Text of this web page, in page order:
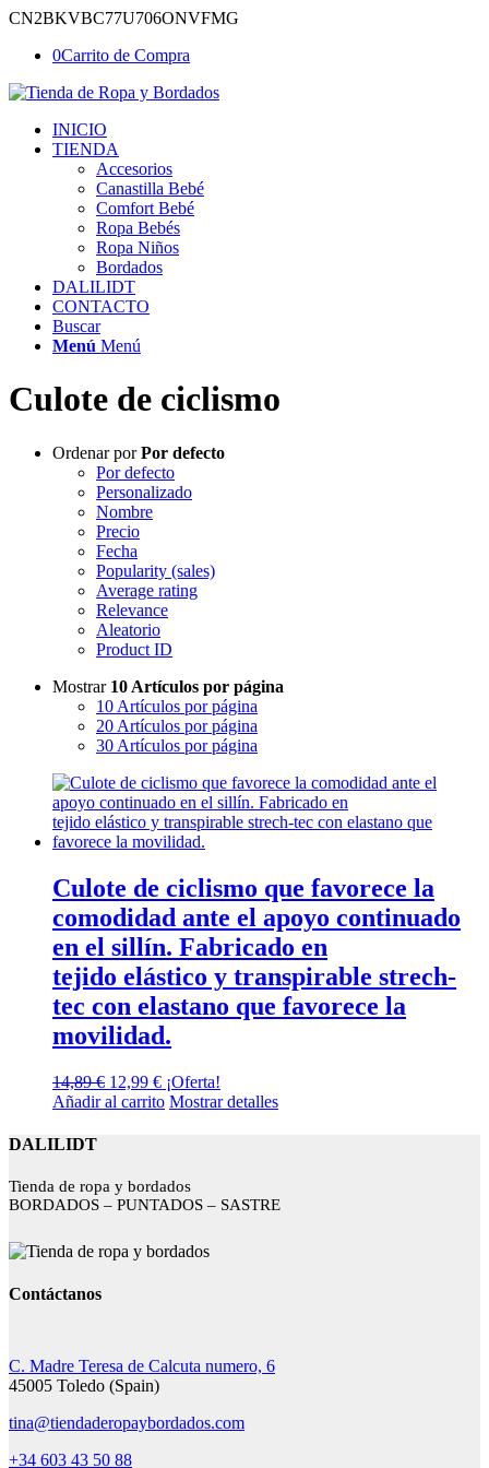
CN2BKVBC77U706ONVFMG
0Carrito de Compra
INICIO
TIENDA
Accesorios
Canastilla Bebé
Comfort Bebé
Ropa Bebés
Ropa Niños
Bordados
DALILIDT
CONTACTO
Buscar
Menú Menú
Culote de ciclismo
Ordenar porPor defecto
Por defecto
Personalizado
Nombre
Precio
Fecha
Popularity (sales)
Average rating
Relevance
Aleatorio
Product ID
Mostrar 10 Artículos por página
10 Artículos por página
20 Artículos por página
30 Artículos por página
Culote de ciclismo que favorece la
comodidad ante el apoyo continuado
en el sillín. Fabricado en
tejido elástico y transpirable strech-
tec con elastano que favorece la
movilidad.
14,89€ El
precio
12,99 €El
precio
¡Oferta!
Añadir al carrito Mostrar detalles
DALILIDT
Tienda de ropa y bordados
BORDADOS – PUNTADOS – SASTRE
Contáctanos
C. Madre Teresa de Calcuta numero, 6
45005 Toledo (Spain)
tina@tiendaderopaybordados.com
+34 603 43 50 88